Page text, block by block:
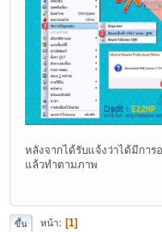
หลังจากได้รับแจ้งว่าได้มีกา
แล้วทำตามภาพ
ขึ้น หน้า 1